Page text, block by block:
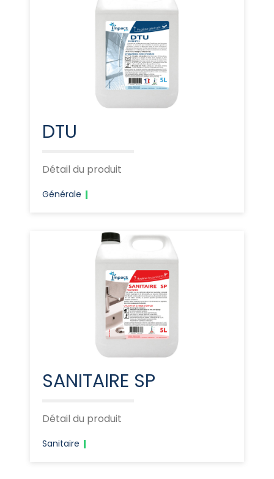
DTU
Détail du produit
Générale
SANITAIRE SP
Détail du produit
Sanitaire